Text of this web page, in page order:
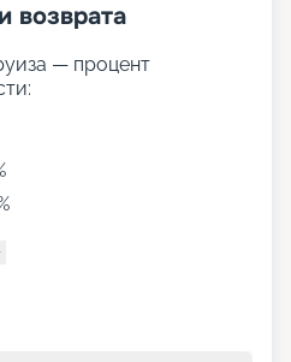
возврата
— процент